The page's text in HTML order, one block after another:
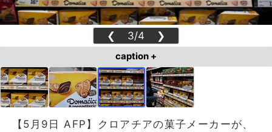
❮ 3/4 ❯
caption +
【5月9日 AFP】クロアチアの菓子メーカーが、